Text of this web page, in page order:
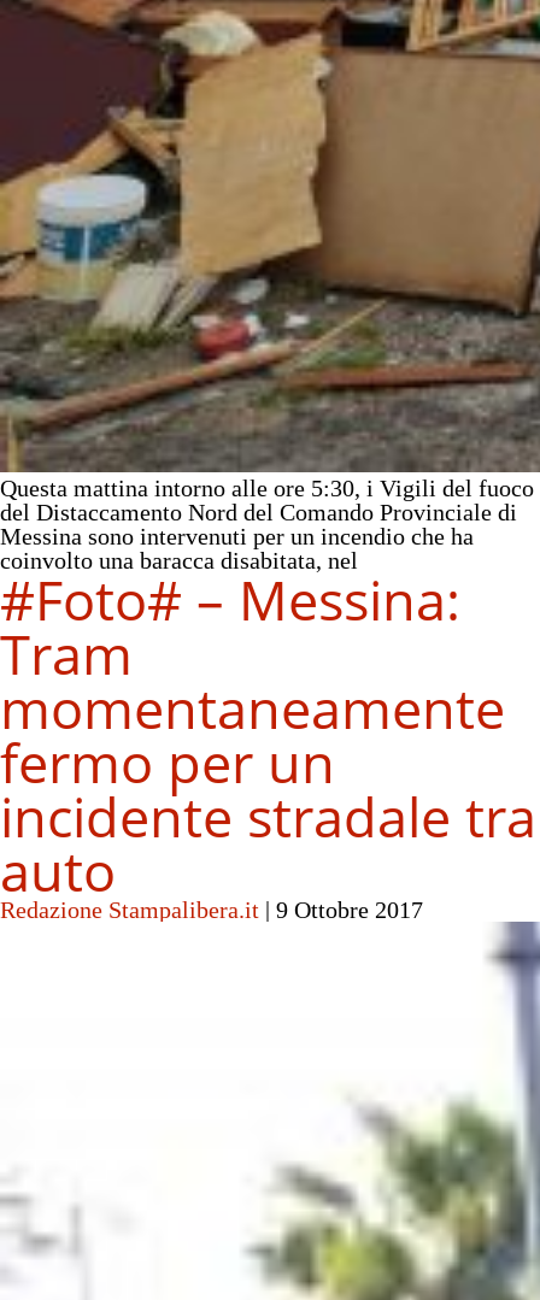
Questa mattina intorno alle ore 5:30, i Vigili del fuoco
del Distaccamento Nord del Comando Provinciale di
Messina sono intervenuti per un incendio che ha
coinvolto una baracca disabitata, nel
#Foto# – Messina:
Tram
momentaneamente
fermo per un
incidente stradale tra
auto
Redazione Stampalibera.it | 9 Ottobre 2017